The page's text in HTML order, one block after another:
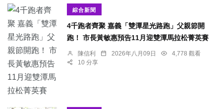
綜合新聞
4千跑者齊聚 嘉義「雙潭星光路跑」父親節開
跑！ 市長黃敏惠預告11月迎雙潭馬拉松菁英賽
陳信利 2026年八月09日
4,778 觀看
10 分享